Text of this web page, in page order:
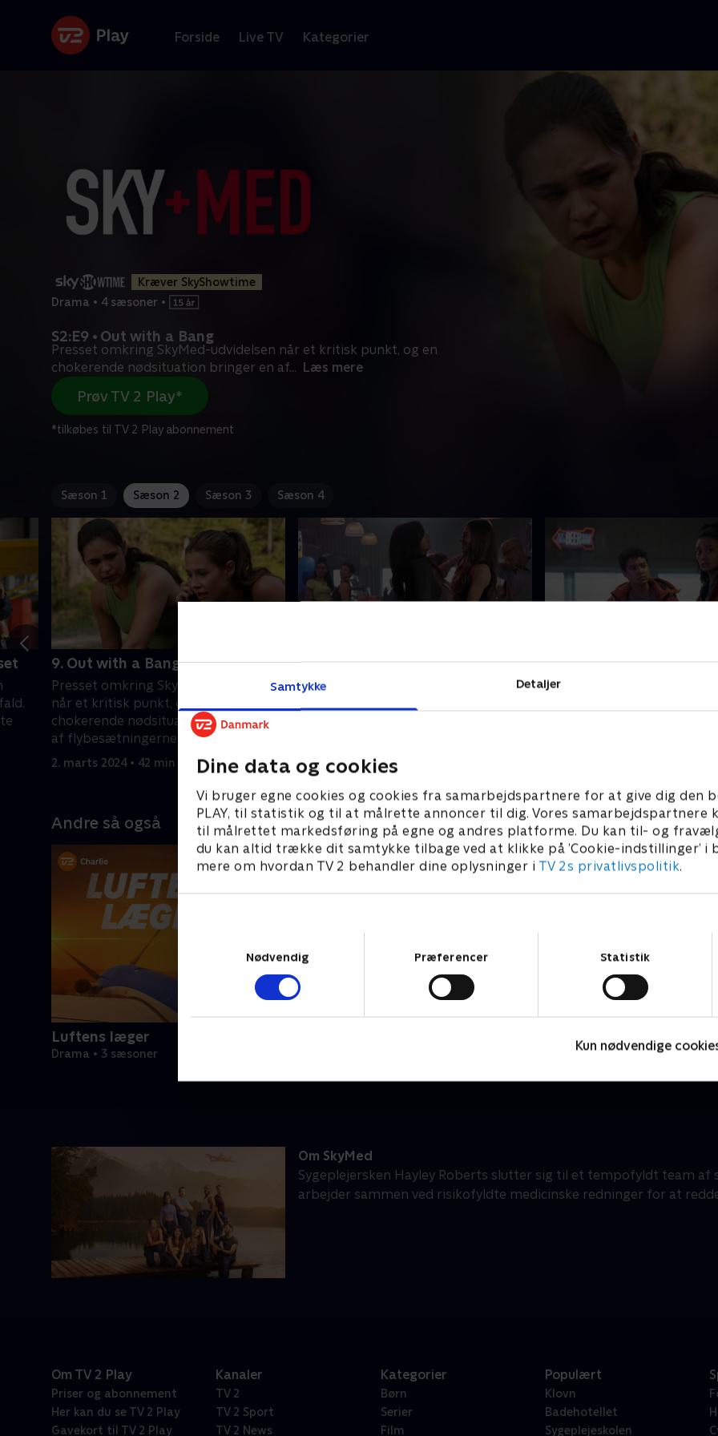
Samtykke Detaljer
Dine data og cookies
Vi bruger egne cookies og cookies fra samarbejdspartnere for at give dig den
PLAY, til statistik og til at målrette annoncer til dig. Vores samarbejdspartnere
til målrettet markedsføring på egne og andres platforme. Du kan til- og
du kan altid trække dit samtykke tilbage ved at klikke på ’Cookie-indstillinger’ i
mere om hvordan TV 2 behandler dine oplysninger i TV 2s privatlivspolitik.
Nødvendig
Præferencer Statistik
Kun nødvendige
Forside Live TV Kategorier
Kræver SkyShowtime
Drama • 4 sæsoner •
S2:E9 • Out with a Bang
Presset omkring SkyMed-udvidelsen når et kritisk punkt, og en
chokerende nødsituation bringer en af... Læs mere
Prøv TV 2 Play*
*tilkøbes til TV 2 Play abonnement
Sæson 1 Sæson 2 Sæson 3 Sæson 4
9. Out with a Bang
Presset omkring SkyMed-udvidelsen
når et kritisk punkt, og en
chokerende nødsituation bringer en
af flybesætningerne i livsfare.
2. marts 2024 • 42 min
1. Arrivals, Departures
Da en ny ledende sygeplejerske
Besætningen kæmper med
Andre så også
Luftens læger
Drama • 3 sæsoner
Om SkyMed
Sygeplejersken Hayley Roberts slutter sig til et tempofyldt team af
arbejder sammen ved risikofyldte medicinske redninger for at
Om TV 2 Play
Priser og abonnement
Her kan du se TV 2 Play
Gavekort til TV 2 Play
Kanaler
TV 2
TV 2 Sport
TV 2 News
Kategorier
Børn
Serier
Film
Populært
Klovn
Badehotellet
Sygeplejeskolen